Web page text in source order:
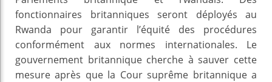
fonctionnaires britanniques seront déployés au
Rwanda pour garantir l’équité des procédures
conformément aux normes internationales. Le
gouvernement britannique cherche à sauver cette
mesure après que la Cour suprême britannique a